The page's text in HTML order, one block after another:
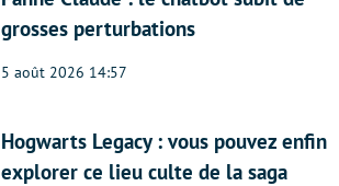
grosses perturbations
5 août 2026 14:57
Hogwarts Legacy : vous pouvez enfin
explorer ce lieu culte de la saga